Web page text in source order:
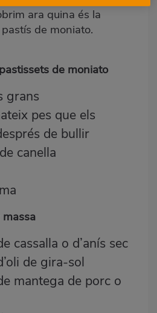
ara quina és la
de moniato.
de moniato
grans
pes que els
de bullir
canella
cassalla o d’anís sec
de gira-sol
mantega de porc o